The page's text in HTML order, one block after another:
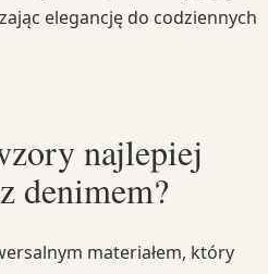
elegancję do codziennych
najlepiej
denimem?
materiałem, który